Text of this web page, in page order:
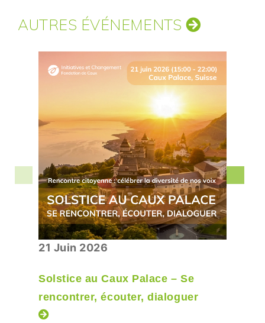
AUTRES ÉVÉNEMENTS
21 Juin 2026
Solstice au Caux Palace – Se
rencontrer, écouter, dialoguer